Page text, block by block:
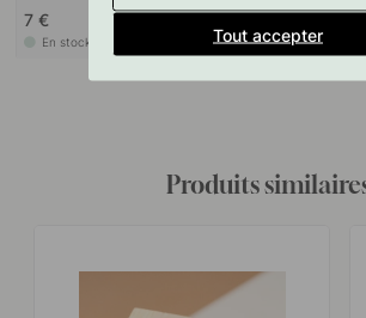
7 €
En stock
1.10 €
En stock
Produits
Tout accepter